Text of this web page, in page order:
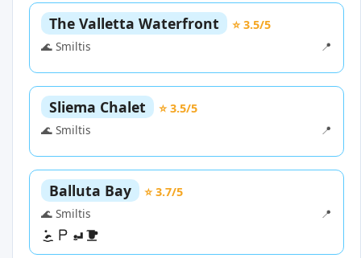
The Valletta Waterfront
⭐ 3.5/5
🌊 Smiltis
📍
Sliema Chalet
⭐ 3.5/5
🌊 Smiltis
📍
Balluta Bay
⭐ 3.7/5
🌊 Smiltis
📍